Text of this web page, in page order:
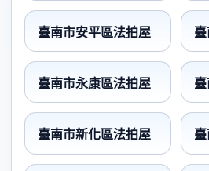
臺南市安平區法拍屋
臺南市永康區法拍屋
臺南市新化區法拍屋